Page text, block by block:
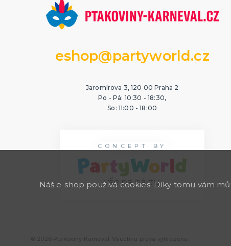
eshop@partyworld.cz
Jaromírova 3, 120 00 Praha 2
Po - Pá: 10:30 - 18:30,
So: 11:00 - 18:00
CONCEPT BY
© 2026 Ptákoviny Karneval. Všechna práva vyhrazena.
Náš e-shop používá cookies. Díky tomu vám